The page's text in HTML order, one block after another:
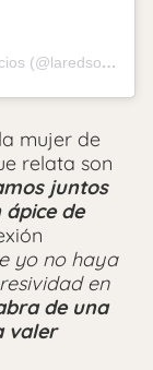
Una publicación compartida por Maria Palacios (@laredsocialdemaria)
mujer de
relata son
juntos
de
yo no haya
en
de una
valer